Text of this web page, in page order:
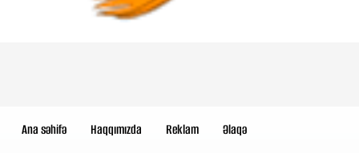
Ana səhifə Haqqımızda Reklam
Əlaqə